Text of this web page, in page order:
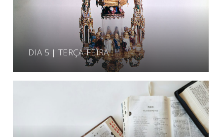
DIA 5 | TERÇA-FEIRA